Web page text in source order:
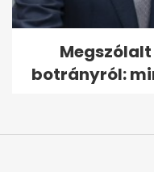
Megszólalt
botrányról: